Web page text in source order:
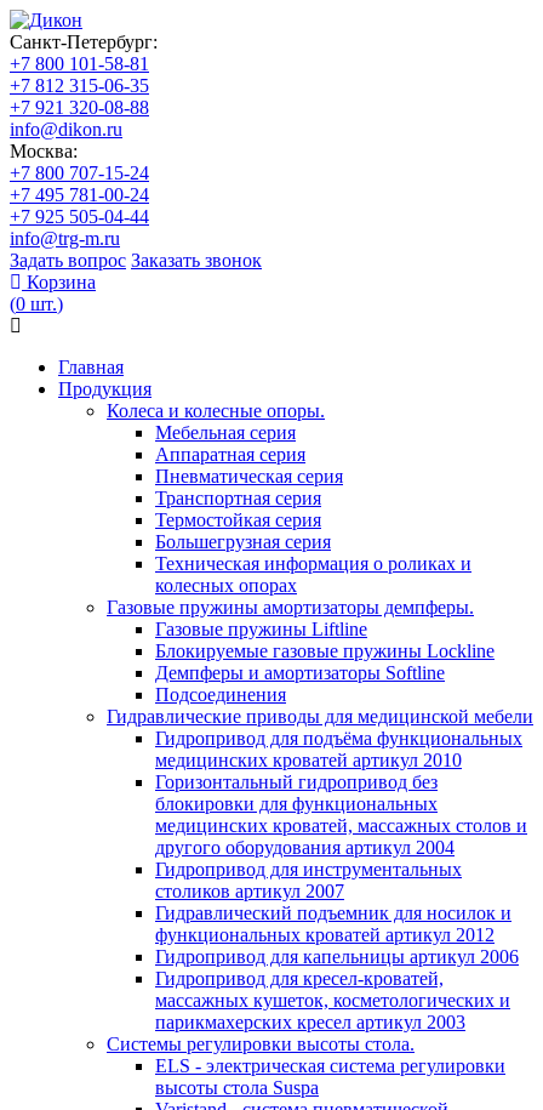
Санкт-Петербург:
+7 800 101-58-81
+7 812 315-06-35
+7 921 320-08-88
info@dikon.ru
Москва:
+7 800 707-15-24
+7 495 781-00-24
+7 925 505-04-44
info@trg-m.ru
Задать вопрос Заказать звонок
Корзина
(0 шт.)
Главная
Продукция
Колеса и колесные опоры.
Мебельная серия
Аппаратная серия
Пневматическая серия
Транспортная серия
Термостойкая серия
Большегрузная серия
Техническая информация о роликах и
колесных опорах
Газовые пружины амортизаторы демпферы.
Газовые пружины Liftline
Блокируемые газовые пружины Lockline
Демпферы и амортизаторы Softline
Подсоединения
Гидравлические приводы для медицинской мебели
Гидропривод для подъёма функциональных
медицинских кроватей артикул 2010
Горизонтальный гидропривод без
блокировки для функциональных
медицинских кроватей, массажных столов и
другого оборудования артикул 2004
Гидропривод для инструментальных
столиков артикул 2007
Гидравлический подъемник для носилок и
функциональных кроватей артикул 2012
Гидропривод для капельницы артикул 2006
Гидропривод для кресел-кроватей,
массажных кушеток, косметологических и
парикмахерских кресел артикул 2003
Системы регулировки высоты стола.
ELS - электрическая система регулировки
высоты стола Suspa